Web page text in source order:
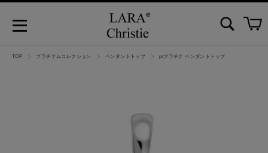
TOP プラチナムコレクション ペンダントトップ ptプラチナ ペンダントトップ